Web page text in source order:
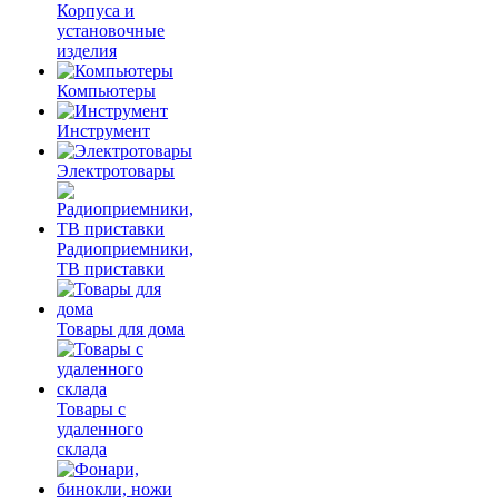
Корпуса и
установочные
изделия
Компьютеры
Инструмент
Электротовары
Радиоприемники,
ТВ приставки
Товары для дома
Товары с
удаленного
склада